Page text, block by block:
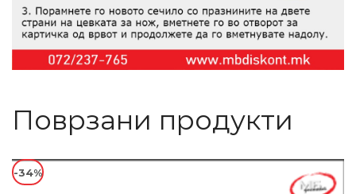
Поврзани продукти
-34%